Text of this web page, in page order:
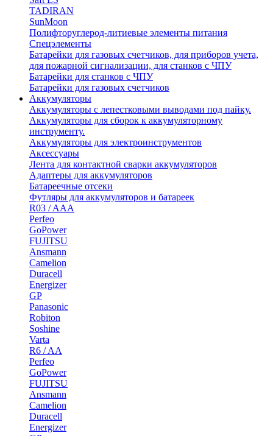
TADIRAN
SunMoon
Полифторуглерод-литиевые элементы питания
Спецэлементы
Батарейки для газовых счетчиков, для приборов учета,
для пожарной сигнализации, для станков с ЧПУ
Батарейки для станков с ЧПУ
Батарейки для газовых счетчиков
Аккумуляторы
Аккумуляторы с лепестковыми выводами под пайку.
Аккумуляторы для сборок к аккумуляторному
инструменту.
Аккумуляторы для электроинструментов
Аксессуары
Лента для контактной сварки аккумуляторов
Адаптеры для аккумуляторов
Батареечные отсеки
Футляры для аккумуляторов и батареек
R03 / AAA
Perfeo
GoPower
FUJITSU
Ansmann
Camelion
Duracell
Energizer
GP
Panasonic
Robiton
Soshine
Varta
R6 / AA
Perfeo
GoPower
FUJITSU
Ansmann
Camelion
Duracell
Energizer